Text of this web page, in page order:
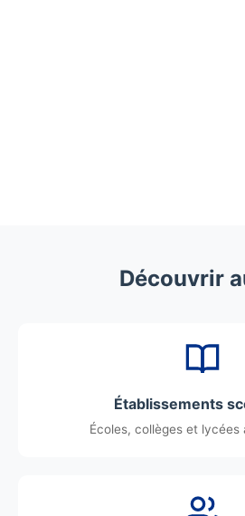
Découvrir
Établissements
Écoles, collèges et lycées